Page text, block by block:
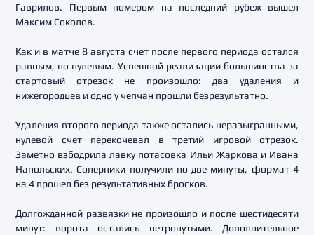
Гаврилов. Первым номером на последний рубеж вышел
Максим Соколов.
Как и в матче 8 августа счет после первого периода остался
равным, но нулевым. Успешной реализации большинства за
стартовый отрезок не произошло: два удаления и
нижегородцев и одно у чепчан прошли безрезультатно.
Удаления второго периода также остались неразыгранными,
нулевой счет перекочевал в третий игровой отрезок.
Заметно взбодрила лавку потасовка Ильи Жаркова и Ивана
Напольских. Соперники получили по две минуты, формат 4
на 4 прошел без результативных бросков.
Долгожданной развязки не произошло и после шестидесяти
минут: ворота остались нетронутыми. Дополнительное